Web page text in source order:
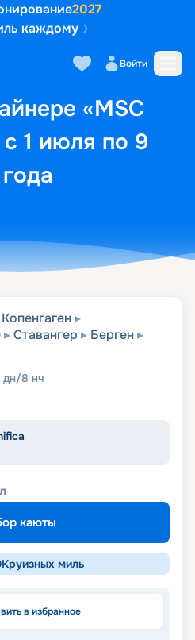
2027
каждому
Войти
«MSC
1 июля по 9
кают Маршрут и
Копенгаген
Ставангер
Берген
дн/8 нч
каюты
Круизных миль
в избранное